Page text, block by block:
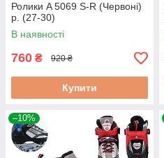
Ролики A 5069 S-R (Червоні)
р. (27-30)
В наявності
760 ₴ 920 ₴
Купити
–10%